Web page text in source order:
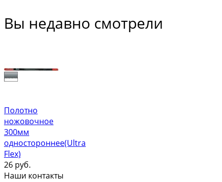
Вы недавно смотрели
Полотно
ножовочное
300мм
одностороннее(Ultra
Flex)
26 руб.
Наши контакты